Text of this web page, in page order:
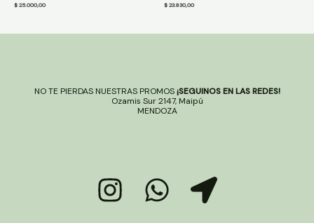
$25.000,00 $23.830,00
NO TE PIERDAS NUESTRAS PROMOS¡SEGUINOS EN LAS REDES!
Ozamis Sur 2147, Maipú
MENDOZA